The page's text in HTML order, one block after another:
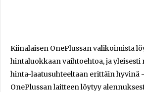
Kiinalaisen OnePlussan valikoimista
hintaluokkaan vaihtoehtoa, ja yleisesti
hinta-laatusuhteeltaan erittäin hyvinä
OnePlussan laitteen löytyy